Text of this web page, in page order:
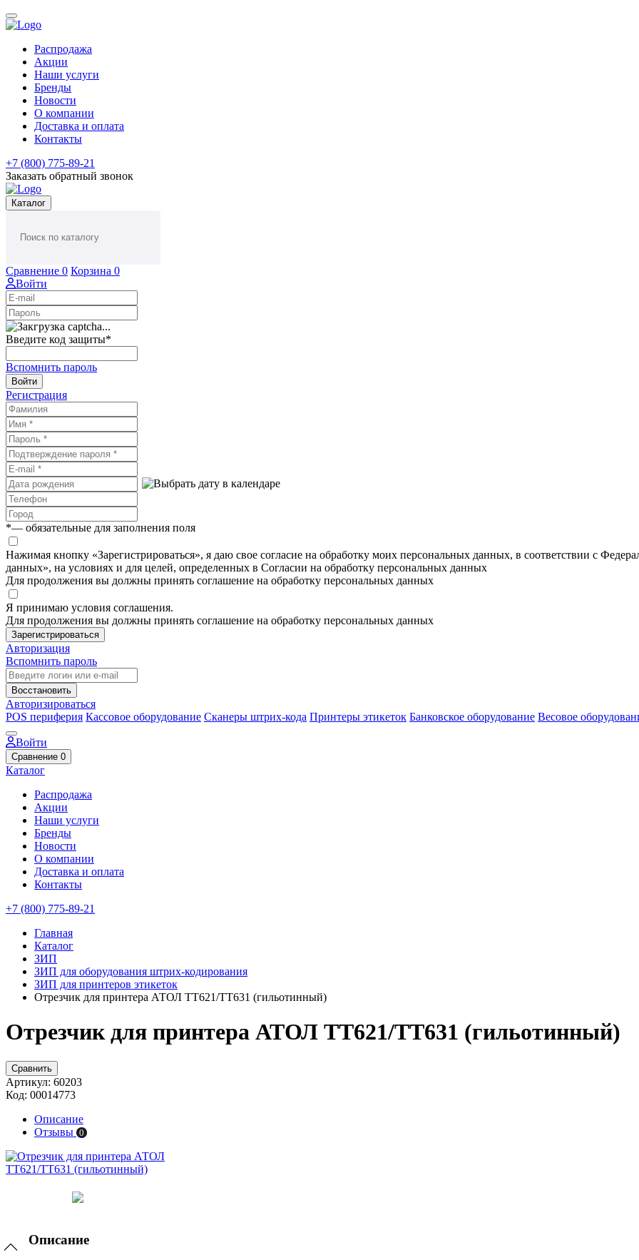
Распродажа
Акции
Наши услуги
Бренды
Новости
О компании
Доставка и оплата
Контакты
+7 (800) 775-89-21
Заказать обратный звонок
Каталог
Сравнение 0 Корзина 0
Войти
Введите код защиты*
Вспомнить пароль
Войти
Регистрация
*— обязательные для заполнения поля
Нажимая кнопку «Зарегистрироваться», я даю свое согласие на обработку моих персональных данных, в соответствии с
данных», на условиях и для целей, определенных в Согласии на обработку персональных данных
Для продолжения вы должны принять соглашение на обработку персональных данных
Я принимаю условия соглашения.
Для продолжения вы должны принять соглашение на обработку персональных данных
Зарегистрироваться
Авторизация
Вспомнить пароль
Восстановить
Авторизироваться
POS периферия Кассовое оборудование Сканеры штрих-кода Принтеры этикеток Банковское оборудование Весовое
Войти
Сравнение 0
Каталог
Распродажа
Акции
Наши услуги
Бренды
Новости
О компании
Доставка и оплата
Контакты
+7 (800) 775-89-21
Главная
Каталог
ЗИП
ЗИП для оборудования штрих-кодирования
ЗИП для принтеров этикеток
Отрезчик для принтера АТОЛ TT621/TT631 (гильотинный)
Отрезчик для принтера АТОЛ TT621/TT631 (гильотинный)
Сравнить
Артикул: 60203
Код: 00014773
Описание
Отзывы 0
Описание